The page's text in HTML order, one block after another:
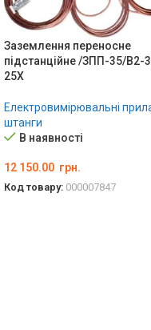
Заземлення переносне
підстанційне /ЗПП-35/В2-
25Х
Електровимірювальні
штанги
В наявності
12 150.00 грн.
Код товару: 000007847